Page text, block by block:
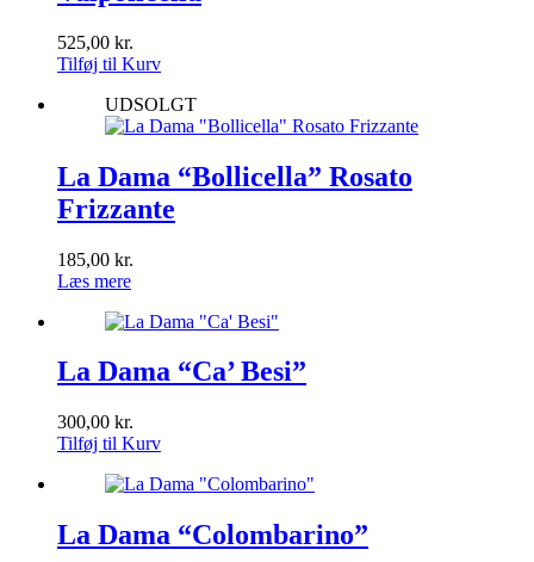
525,00 kr.
Tilføj til Kurv
UDSOLGT
La Dama “Bollicella” Rosato
Frizzante
185,00 kr.
Læs mere
La Dama “Ca’ Besi”
300,00 kr.
Tilføj til Kurv
La Dama “Colombarino”